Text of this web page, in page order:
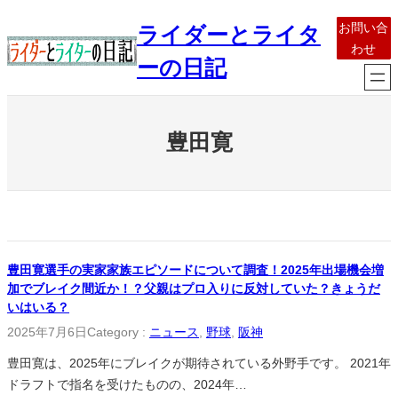
容
を
ライダーとライタ
ーの日記
お問い合
わせ
豊田寛
豊田寛選手の実家家族エピソードについて調査！2025年出場機会増
加でブレイク間近か！？父親はプロ入りに反対していた？きょうだ
いはいる？
2025年7月6日Category : ニュース 野球 阪神
豊田寛は、2025年にブレイクが期待されている外野手です。 2021年
ドラフトで指名を受けたものの、2024年…